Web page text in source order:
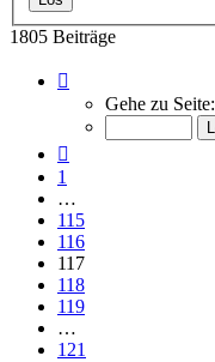
1805 Beiträge
117
von
Gehe zu Seite:
1
…
115
116
117
118
119
…
121